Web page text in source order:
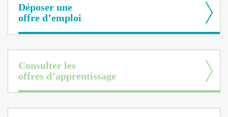
Déposer une
offre d’emploi
Consulter les
offres d’apprentissage